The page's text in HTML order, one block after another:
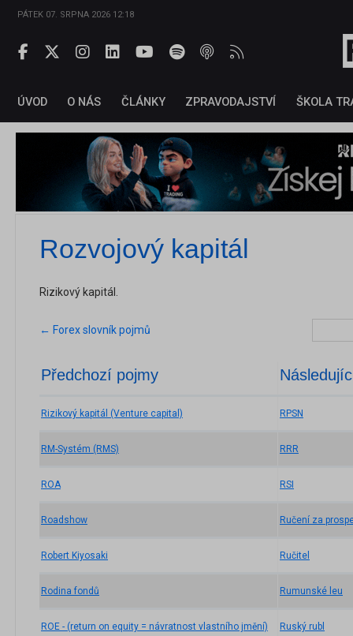
PÁTEK 07. SRPNA 2026 12:18
ÚVOD O NÁS ČLÁNKY ZPRAVODAJSTVÍ ŠKOLA
Rozvojový kapitál
Rizikový kapitál.
← Forex slovník pojmů
Předchozí pojmy
Rizikový kapitál (Venture capital)
RM-Systém (RMS)
ROA
Roadshow
Robert Kiyosaki
Rodina fondů
ROE - (return on equity = návratnost vlastního jmění)
RPSN
RRR
RSI
Ručení za
Ručitel
Rumunské leu
Ruský rubl